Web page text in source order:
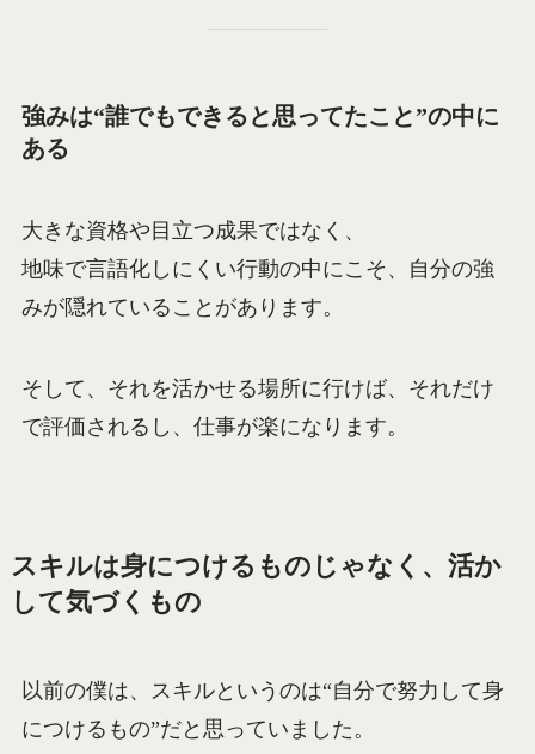
強みは“誰でもできると思ってたこと”の中に
ある
大きな資格や目立つ成果ではなく、
地味で言語化しにくい行動の中にこそ、自分の強
みが隠れていることがあります。
そして、それを活かせる場所に行けば、それだけ
で評価されるし、仕事が楽になります。
スキルは身につけるものじゃなく、活か
して気づくもの
以前の僕は、スキルというのは“自分で努力して身
につけるもの”だと思っていました。